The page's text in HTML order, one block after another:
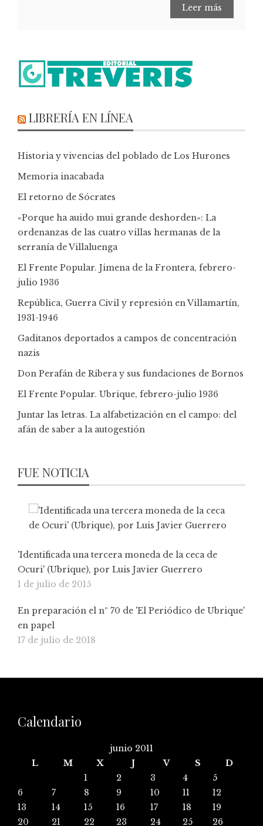
Leer más
LIBRERÍA EN LÍNEA
Historia y vivencias del poblado de Los Hurones
Memoria inacabada
El retorno de Sócrates
«Porque ha auido mui grande deshorden»: La
ordenanzas de las cuatro villas hermanas de la
serranía de Villaluenga
El Frente Popular. Jimena de la Frontera, febrero-
julio 1936
República, Guerra Civil y represión en Villamartín,
1931-1946
Gaditanos deportados a campos de concentración
nazis
Don Perafán de Ribera y sus fundaciones de Bornos
El Frente Popular. Ubrique, febrero-julio 1936
Juntar las letras. La alfabetización en el campo: del
afán de saber a la autogestión
FUE NOTICIA
'Identificada una tercera moneda de la ceca de
Ocuri' (Ubrique), por Luis Javier Guerrero
1 de julio de 2015
En preparación el nº 70 de 'El Periódico de Ubrique'
en papel
17 de julio de 2018
Calendario
junio 2011
L
M X J V S
D
1
2 3 4
5
6
7 8 9 10 11
12
13
14 15 16 17 18
19
20
21 22 23 24 25
26